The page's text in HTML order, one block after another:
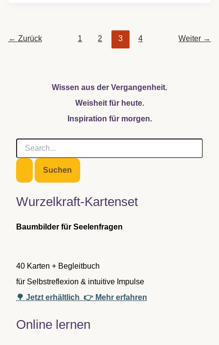
den
← Zurück 1 2 3 4 Weiter →
Wissen aus der Vergangenheit.
Weisheit für heute.
Inspiration für morgen.
S
c
e
n
h
Wurzelkraft-Kartenset
Baumbilder für Seelenfragen
40 Karten + Begleitbuch
für Selbstreflexion & intuitive Impulse
🌳 Jetzt erhältlich 👉 Mehr erfahren
Online lernen